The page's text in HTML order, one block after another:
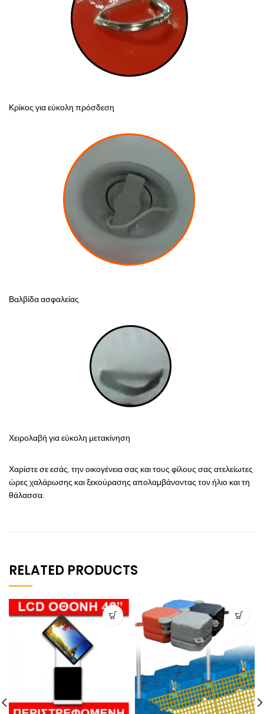
Κρίκος για εύκολη πρόσδεση
Βαλβίδα ασφαλείας
Χειρολαβή για εύκολη μετακίνηση
Χαρίστε σε εσάς, την οικογένεια σας και τους φίλους σας ατελείωτες
ώρες χαλάρωσης και ξεκούρασης απολαμβάνοντας τον ήλιο και τη
θάλασσα.
RELATED PRODUCTS